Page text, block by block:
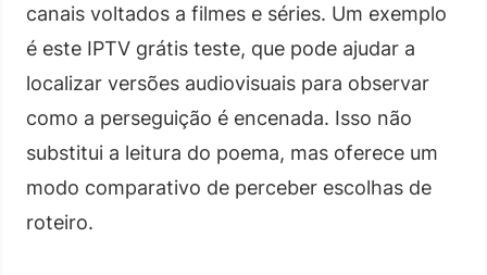
canais voltados a filmes e séries. Um exemplo
é este IPTV grátis teste, que pode ajudar a
localizar versões audiovisuais para observar
como a perseguição é encenada. Isso não
substitui a leitura do poema, mas oferece um
modo comparativo de perceber escolhas de
roteiro.